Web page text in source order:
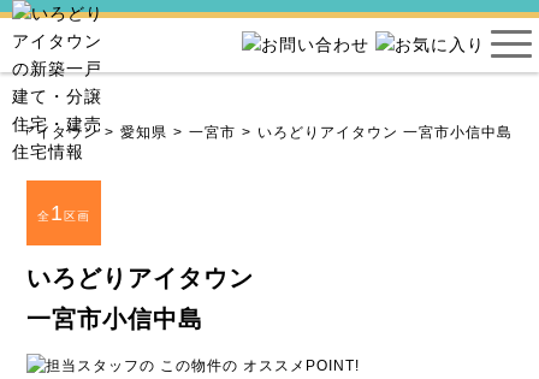
りアイタウン 愛知県 一宮市 いろどりアイタウン 一宮市小信中島
全1区画
いろどりアイタウン
一宮市小信中島